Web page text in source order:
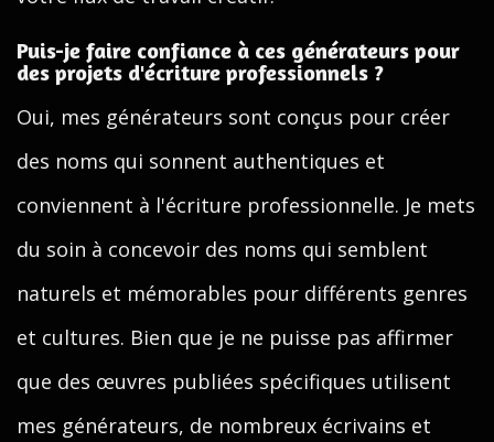
Puis-je faire confiance à ces générateurs pour
des projets d'écriture professionnels ?
Oui, mes générateurs sont conçus pour créer
des noms qui sonnent authentiques et
conviennent à l'écriture professionnelle. Je mets
du soin à concevoir des noms qui semblent
naturels et mémorables pour différents genres
et cultures. Bien que je ne puisse pas affirmer
que des œuvres publiées spécifiques utilisent
mes générateurs, de nombreux écrivains et